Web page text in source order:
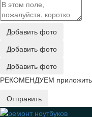
Добавить фото
Добавить фото
Добавить фото
РЕКОМЕНДУЕМ приложить
Отправить